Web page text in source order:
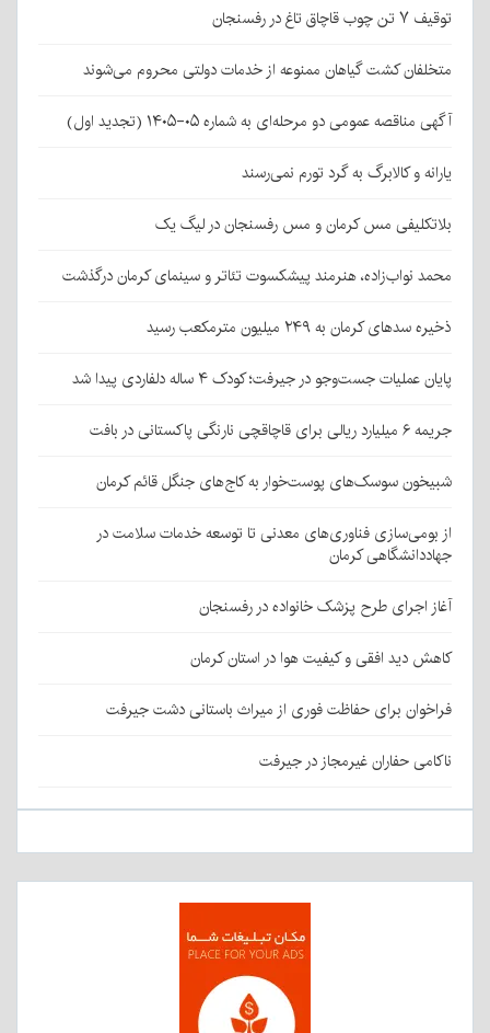
توقیف ۷ تن چوب قاچاق تاغ در رفسنجان
متخلفان کشت گیاهان ممنوعه از خدمات دولتی محروم می‌شوند
آگهی مناقصه عمومی دو مرحله‌ای به شماره ۰۵-۱۴۰۵ (تجدید اول)
یارانه و کالابرگ به گرد تورم نمی‌رسند
بلاتکلیفی مس کرمان و مس رفسنجان در لیگ یک
محمد نواب‌زاده، هنرمند پیشکسوت تئاتر و سینمای کرمان درگذشت
ذخیره سدهای کرمان به ۲۴۹ میلیون مترمکعب رسید
پایان عملیات جست‌وجو در جیرفت؛ کودک ۴ ساله دلفاردی پیدا شد
جریمه ۶ میلیارد ریالی برای قاچاقچی نارنگی پاکستانی در بافت
شبیخون سوسک‌های پوست‌خوار به کاج‌های جنگل قائم کرمان
از بومی‌سازی فناوری‌های معدنی تا توسعه خدمات سلامت در
جهاددانشگاهی کرمان
آغاز اجرای طرح پزشک خانواده در رفسنجان
کاهش دید افقی و کیفیت هوا در استان کرمان
فراخوان برای حفاظت فوری از میراث باستانی دشت جیرفت
ناکامی حفاران غیرمجاز در جیرفت